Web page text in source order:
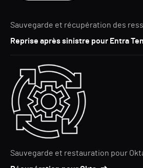
Sauvegarde et récupération des
Reprise après sinistre pour Entra
Sauvegarde et restauration pour